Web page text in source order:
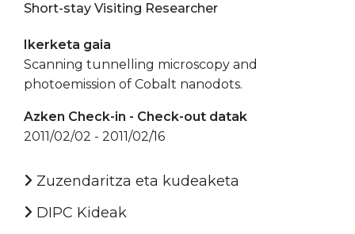
Short-stay Visiting Researcher
Ikerketa gaia
Scanning tunnelling microscopy and
photoemission of Cobalt nanodots.
Azken Check-in - Check-out datak
2011/02/02 - 2011/02/16
Zuzendaritza eta kudeaketa
DIPC Kideak